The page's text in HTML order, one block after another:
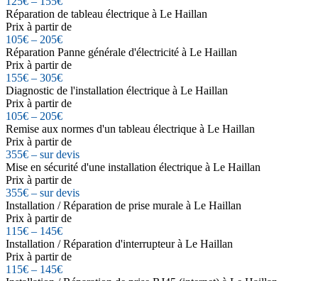
Réparation de tableau électrique à Le Haillan
Prix à partir de
105€ – 205€
Réparation Panne générale d'électricité à Le Haillan
Prix à partir de
155€ – 305€
Diagnostic de l'installation électrique à Le Haillan
Prix à partir de
105€ – 205€
Remise aux normes d'un tableau électrique à Le Haillan
Prix à partir de
355€ – sur devis
Mise en sécurité d'une installation électrique à Le Haillan
Prix à partir de
355€ – sur devis
Installation / Réparation de prise murale à Le Haillan
Prix à partir de
115€ – 145€
Installation / Réparation d'interrupteur à Le Haillan
Prix à partir de
115€ – 145€